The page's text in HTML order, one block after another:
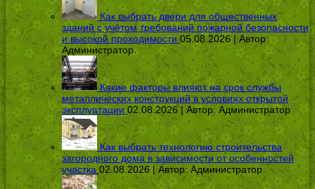
Как выбрать двери для общественных
зданий с учётом требований пожарной безопасности
и высокой проходимости 05.08.2026 | Автор:
Администратор
Какие факторы влияют на срок службы
металлических конструкций в условиях открытой
эксплуатации 02.08.2026 | Автор: Администратор
Как выбрать технологию строительства
загородного дома в зависимости от особенностей
участка 02.08.2026 | Автор:Администратор